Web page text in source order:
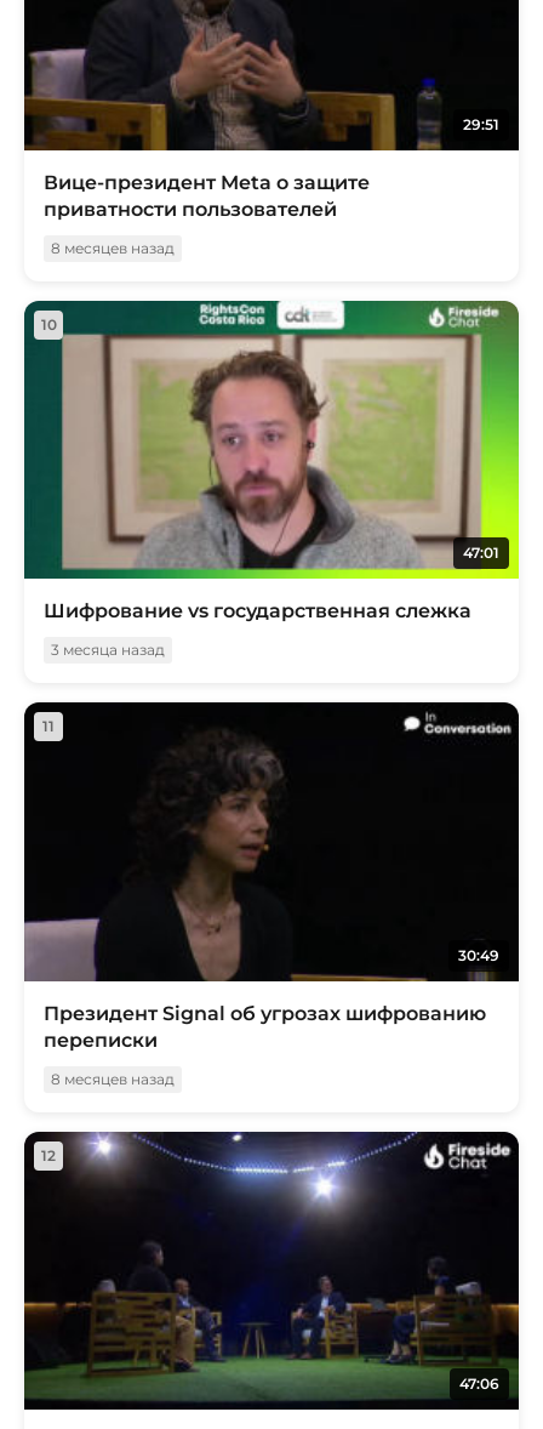
29:51
Вице-президент Meta о защите
приватности пользователей
8 месяцев назад
10
47:01
Шифрование vs государственная слежка
3 месяца назад
11
30:49
Президент Signal об угрозах шифрованию
переписки
8 месяцев назад
12
47:06